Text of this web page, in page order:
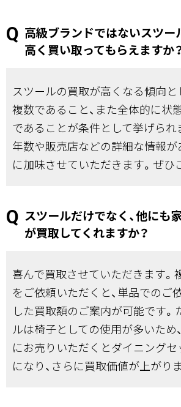
高級ブランドではないスツー
高く買い取ってもらえますか
スツールの買取が高くなる傾向と
複数であること、また全体的に状
であることが条件として挙げられ
年数や販売店などの詳細な情報
に加味させていただきます。ぜひ
スツールだけでなく、他にも
が買取してくれますか？
喜んで買取させていただきます。
をご依頼いただくと、単品でのご
した買取額のご案内が可能です。
ルは椅子としての使用が多いため
にお売りいただくとダイニング
になり、さらに買取価値が上がり